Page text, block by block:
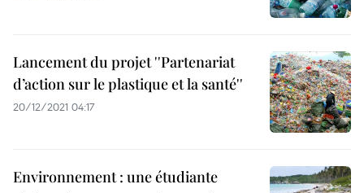
Lancement du projet ''Partenariat
d’action sur le plastique et la santé''
20/12/2021 04:17
Environnement : une étudiante